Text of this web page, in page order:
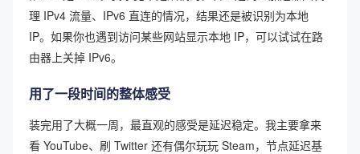
理 IPv4 流量、IPv6 直连的情况，结果还是被识别为本地
IP。如果你也遇到访问某些网站显示本地 IP，可以试试在路
由器上关掉 IPv6。
用了一段时间的整体感受
装完用了大概一周，最直观的感受是延迟稳定。我主要拿来
看 YouTube、刷 Twitter 还有偶尔玩玩 Steam，节点延迟基